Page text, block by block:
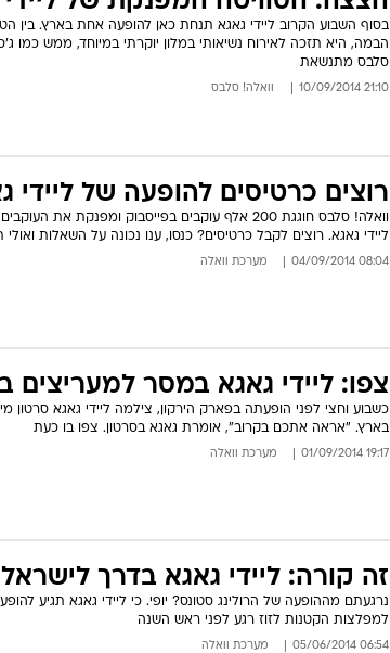
בסוף השבוע הקרוב ליידי גאגא תנחת כאן להופעה אחת בארץ. בין
הבמה, היא תזכה לאירוח נשיאותי במלון יוקרתי במיוחד, ממש כמו
סלבס מתנשאת
21:10 10/09/2014 וואלה! סלבס
רוצים כרטיסים להופעה של ליידי
וואלה! סלבס חוגגת 200 אלף עוקבים בפייסבוק ומפנקת
ליידי גאגא. רוצים לקבל כרטיסים? כנסו, ענו נכונה על השאלות ואולי
08:04 04/09/2014 מערכת וואלה
צפו: ליידי גאגא במסר למעריצים
כשבוע וחצי לפני הופעתה בפארק הירקון, צילמה ליידי גאגא סרטון
בארץ. "אראה אתכם בקרוב", אומרת גאגא בסרטון. צפו בו כעת
19:17 01/09/2014 מערכת וואלה
זה קורה: ליידי גאגא בדרך לישראל
נרגעתם מההופעה של הרולינג סטונס? יופי. כי ליידי גאגא תגיע
למפלצות הקטנות לזוז רגע לפני ראש השנה
06:54 05/06/2014 מערכת וואלה